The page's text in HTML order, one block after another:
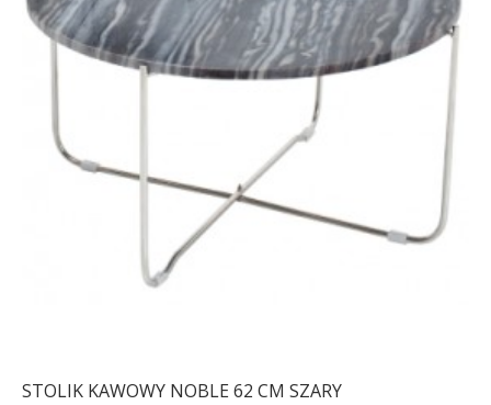
STOLIK KAWOWY NOBLE 62 CM SZARY